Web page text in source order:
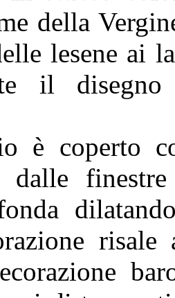
della
lesene ai
il
è coperto
dalle